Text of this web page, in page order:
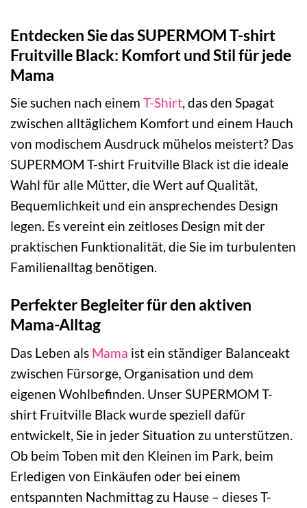
Entdecken Sie das SUPERMOM T-shirt
Fruitville Black: Komfort und Stil für jede
Mama
Sie suchen nach einem T-Shirt, das den Spagat
zwischen alltäglichem Komfort und einem Hauch
von modischem Ausdruck mühelos meistert? Das
SUPERMOM T-shirt Fruitville Black ist die ideale
Wahl für alle Mütter, die Wert auf Qualität,
Bequemlichkeit und ein ansprechendes Design
legen. Es vereint ein zeitloses Design mit der
praktischen Funktionalität, die Sie im turbulenten
Familienalltag benötigen.
Perfekter Begleiter für den aktiven
Mama-Alltag
Das Leben als Mama ist ein ständiger Balanceakt
zwischen Fürsorge, Organisation und dem
eigenen Wohlbefinden. Unser SUPERMOM T-
shirt Fruitville Black wurde speziell dafür
entwickelt, Sie in jeder Situation zu unterstützen.
Ob beim Toben mit den Kleinen im Park, beim
Erledigen von Einkäufen oder bei einem
entspannten Nachmittag zu Hause – dieses T-